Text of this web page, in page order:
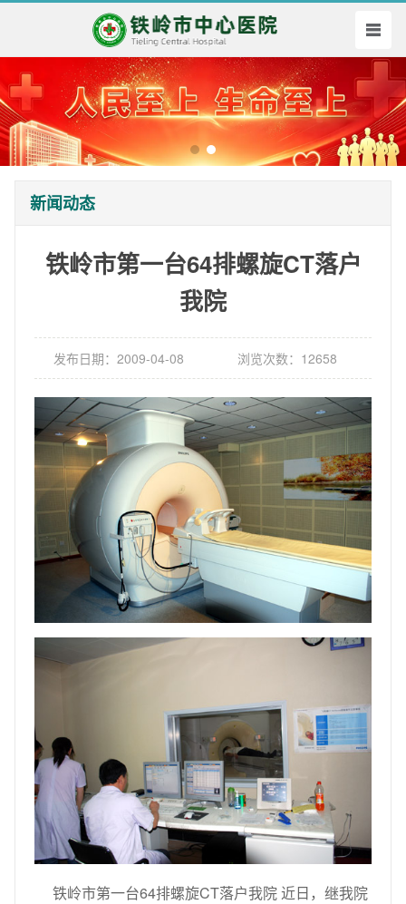
新闻动态
铁岭市第一台64排螺旋CT落户
我院
发布日期：2009-04-08 浏览次数：12658
铁岭市第一台64排螺旋CT落户我院 近日，继我院